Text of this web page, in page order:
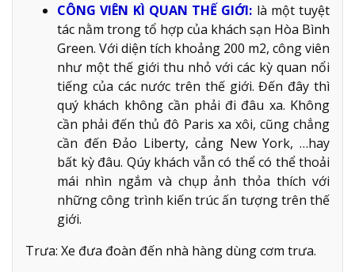
CÔNG VIÊN KÌ QUAN THẾ GIỚI: là một tuyệt
tác nằm trong tổ hợp của khách sạn Hòa Bình
Green. Với diện tích khoảng 200 m2, công viên
như một thế giới thu nhỏ với các kỳ quan nổi
tiếng của các nước trên thế giới. Đến đây thì
quý khách không cần phải đi đâu xa. Không
cần phải đến thủ đô Paris xa xôi, cũng chẳng
cần đến Đảo Liberty, cảng New York, …hay
bất kỳ đâu. Qúy khách vẫn có thể có thể thoải
mái nhìn ngắm và chụp ảnh thỏa thích với
những công trình kiến trúc ấn tượng trên thế
giới.
Trưa: Xe đưa đoàn đến nhà hàng dùng cơm trưa.